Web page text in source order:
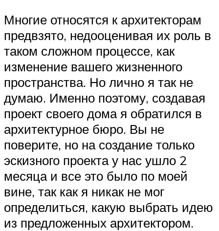
Многие относятся к архитекторам
предвзято, недооценивая их роль в
таком сложном процессе, как
изменение вашего жизненного
пространства. Но лично я так не
думаю. Именно поэтому, создавая
проект своего дома я обратился в
архитектурное бюро. Вы не
поверите, но на создание только
эскизного проекта у нас ушло 2
месяца и все это было по моей
вине, так как я никак не мог
определиться, какую выбрать идею
из предложенных архитектором.